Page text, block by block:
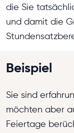
die Sie
und damit die
Beispiel
Sie sind
möchten aber
Feiertage